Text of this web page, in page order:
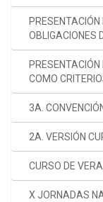
PRESENTACIÓN
OBLIGACIONES
COMO
3A.
2A. VERSIÓN
CURSO DE
X JORNADAS